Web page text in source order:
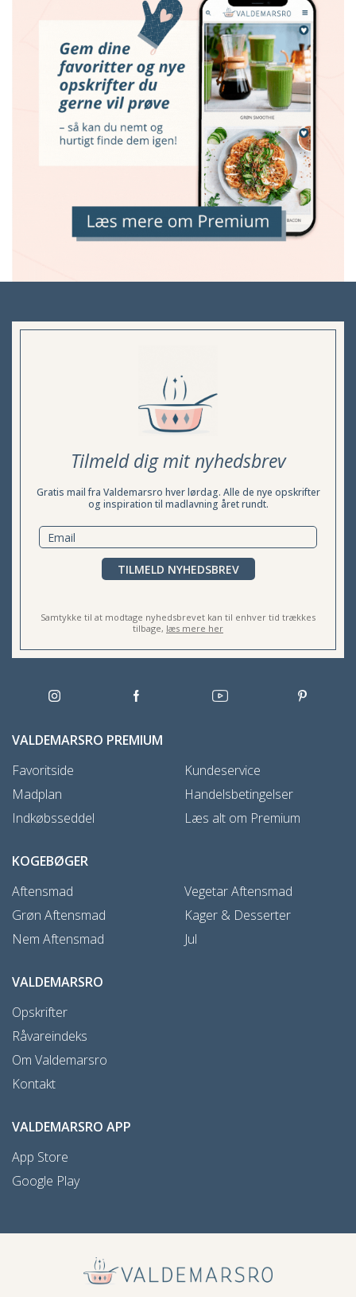
Tilmeld dig mit nyhedsbrev
Gratis mail fra Valdemarsro hver lørdag. Alle de nye opskrifter
og inspiration til madlavning året rundt.
TILMELD NYHEDSBREV
Samtykke til at modtage nyhedsbrevet kan til enhver tid trækkes
tilbage, læs mere her
VALDEMARSRO PREMIUM
Favoritside
Madplan
Indkøbsseddel
Kundeservice
Handelsbetingelser
Læs alt om Premium
KOGEBØGER
Aftensmad
Grøn Aftensmad
Nem Aftensmad
Vegetar Aftensmad
Kager & Desserter
Jul
VALDEMARSRO
Opskrifter
Råvareindeks
Om Valdemarsro
Kontakt
VALDEMARSRO APP
App Store
Google Play